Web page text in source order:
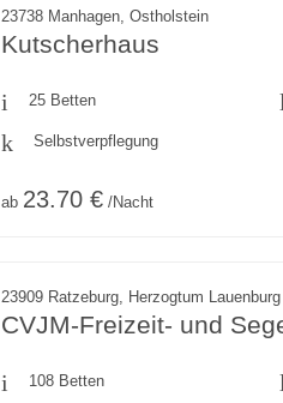
23738 Manhagen, Ostholstein
Kutscherhaus
25 Betten
Selbstverpflegung
ab 23.70 € /Nacht
23909 Ratzeburg, Herzogtum Lauenburg
CVJM-Freizeit- und
108 Betten